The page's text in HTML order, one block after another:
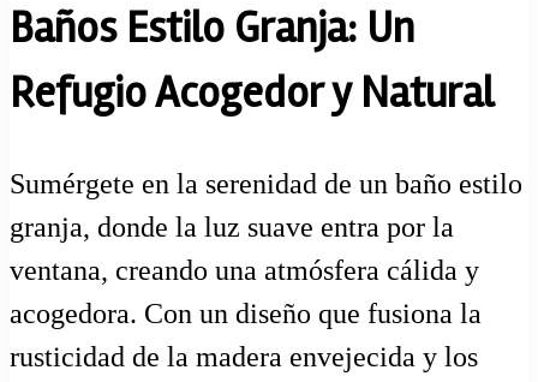
Baños Estilo Granja: Un
Refugio Acogedor y Natural
Sumérgete en la serenidad de un baño estilo
granja, donde la luz suave entra por la
ventana, creando una atmósfera cálida y
acogedora. Con un diseño que fusiona la
rusticidad de la madera envejecida y los